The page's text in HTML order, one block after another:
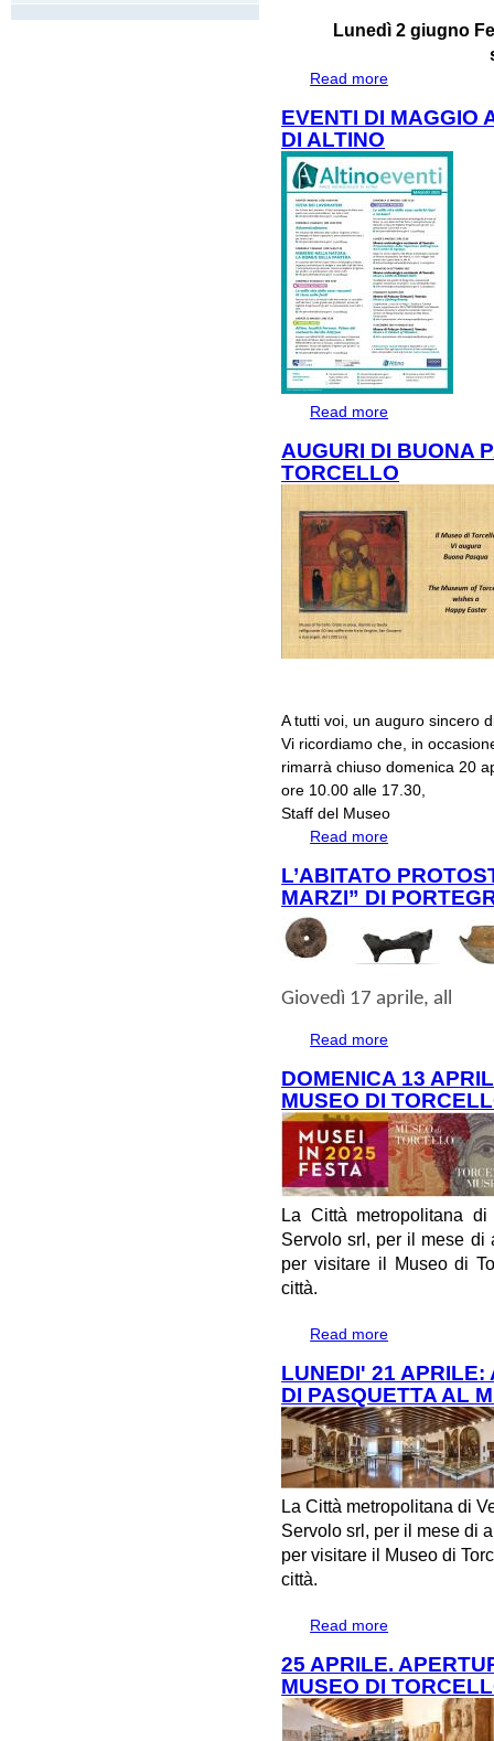
Lunedì 2 giugno
Read more
EVENTI DI MAGGIO
DI ALTINO
Read more
AUGURI DI BUONA
TORCELLO
A tutti voi, un auguro sincero
Vi ricordiamo che, in
rimarrà chiuso domenica 20
ore 10.00 alle 17.30,
Staff del Museo
Read more
L’ABITATO
MARZI” DI
Giovedì 17 aprile, all
Read more
DOMENICA 13
MUSEO DI
La Città metropolitana
Servolo srl, per il mese di
per visitare il Museo di
città.
Read more
LUNEDI' 21 APRILE:
DI PASQUETTA AL
La Città metropolitana di
Servolo srl, per il mese di
per visitare il Museo di
città.
Read more
25 APRILE.
MUSEO DI